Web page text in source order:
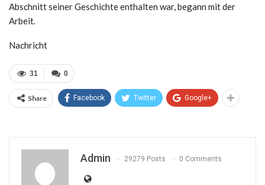
Abschnitt seiner Geschichte enthalten war, begann mit der
Arbeit.
Nachricht
0
31
Share Facebook Twitter Google+
Admin 29279 Posts 0 Comments